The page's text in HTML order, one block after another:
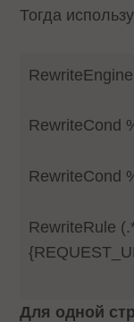
Тогда
RewriteCond
RewriteCond
RewriteRule
Для одной